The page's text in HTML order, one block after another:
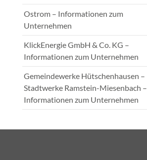
Ostrom – Informationen zum
Unternehmen
KlickEnergie GmbH & Co. KG –
Informationen zum Unternehmen
Gemeindewerke Hütschenhausen –
Stadtwerke Ramstein-Miesenbach –
Informationen zum Unternehmen